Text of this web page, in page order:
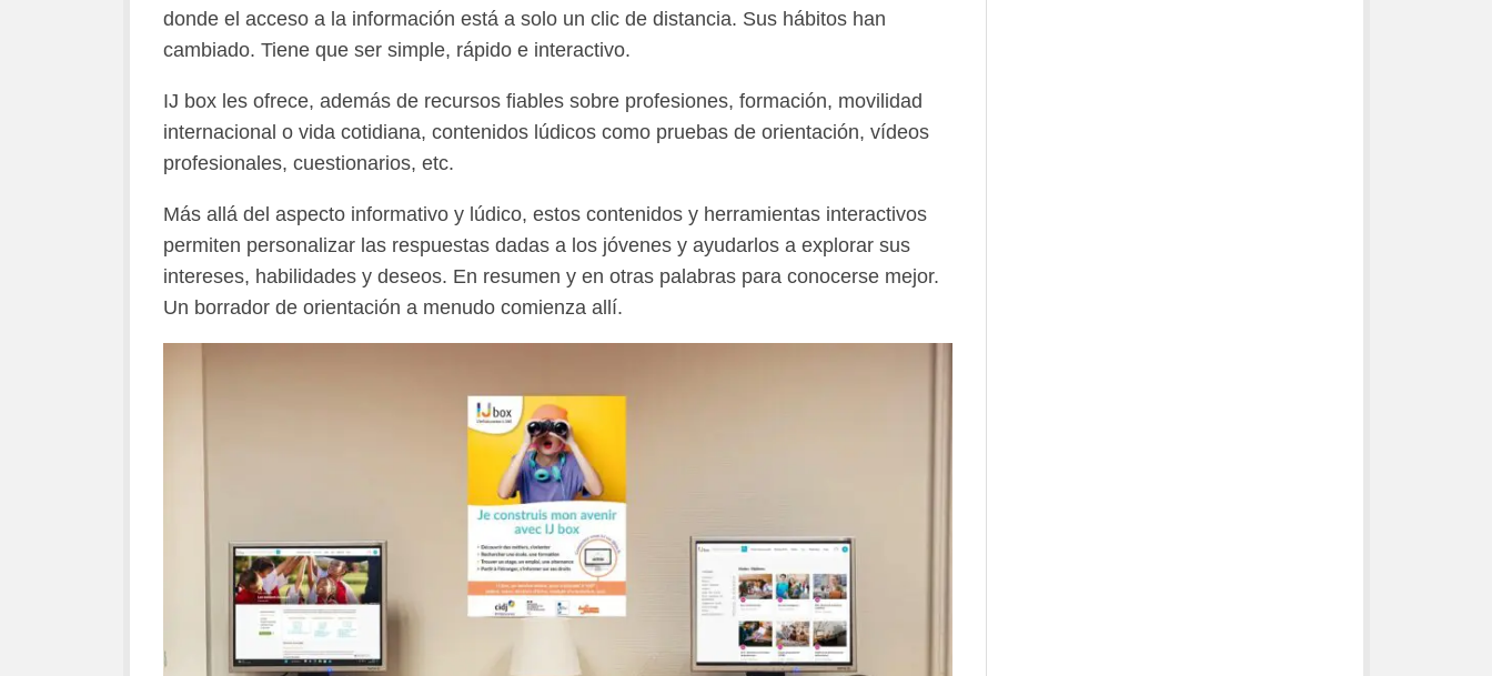
donde el acceso a la información está a solo un clic de distancia. Sus hábitos han
cambiado. Tiene que ser simple, rápido e interactivo.
IJ box les ofrece, además de recursos fiables sobre profesiones, formación, movilidad
internacional o vida cotidiana, contenidos lúdicos como pruebas de orientación, vídeos
profesionales, cuestionarios, etc.
Más allá del aspecto informativo y lúdico, estos contenidos y herramientas interactivos
permiten personalizar las respuestas dadas a los jóvenes y ayudarlos a explorar sus
intereses, habilidades y deseos. En resumen y en otras palabras para conocerse mejor.
Un borrador de orientación a menudo comienza allí.